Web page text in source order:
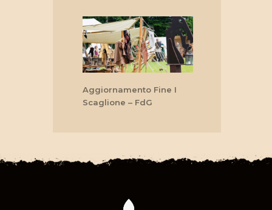
Aggiornamento Fine I
Scaglione – FdG